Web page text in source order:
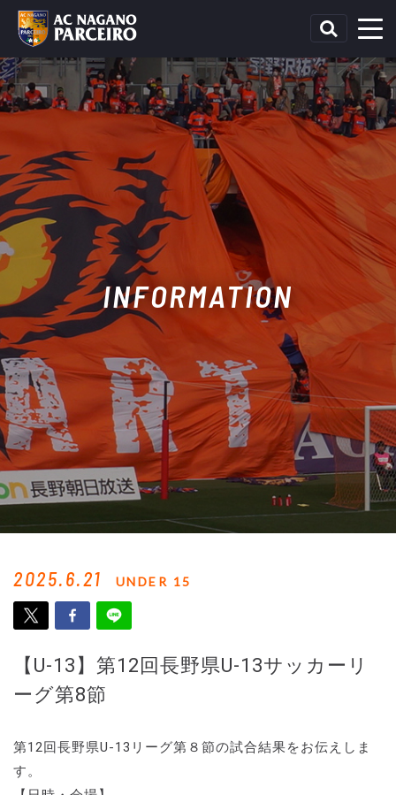
INFORMATION
2025.6.21 UNDER 15
【U-13】第12回長野県U-13サッカーリ
ーグ第8節
第12回長野県U-13リーグ第８節の試合結果をお伝えしま
す。